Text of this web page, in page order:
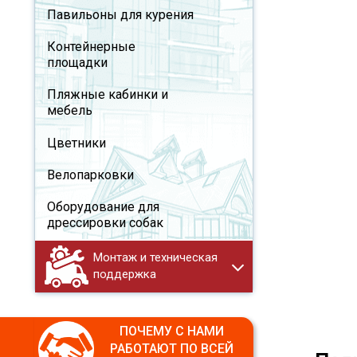
Павильоны для курения
Контейнерные
площадки
Пляжные кабинки и
мебель
Цветники
Велопарковки
Оборудование для
дрессировки собак
Монтаж и техническая
поддержка
ПОЧЕМУ С НАМИ
РАБОТАЮТ ПО ВСЕЙ